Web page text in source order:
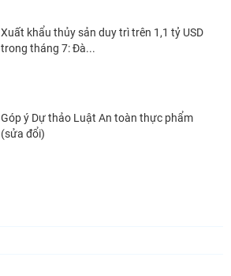
Xuất khẩu thủy sản duy trì trên 1,1 tỷ USD
trong tháng 7: Đà...
Góp ý Dự thảo Luật An toàn thực phẩm
(sửa đổi)